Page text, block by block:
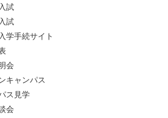
試
試
学手続サイト
会
キャンパス
ス見学
会